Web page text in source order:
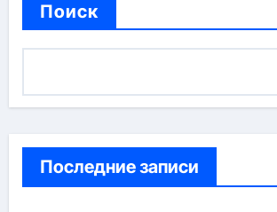
Поиск
Последние записи